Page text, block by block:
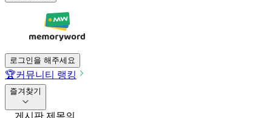
로그인을 해주세요
🏆커뮤니티 랭킹
즐겨찾기
게시판 제목의